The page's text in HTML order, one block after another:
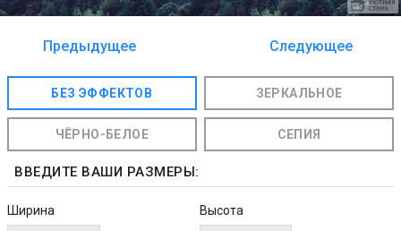
Предыдущее
Следующее
БЕЗ ЭФФЕКТОВ ЗЕРКАЛЬНОЕ
ЧЁРНО-БЕЛОЕ СЕПИЯ
ВВЕДИТЕ ВАШИ РАЗМЕРЫ:
Ширина Высота